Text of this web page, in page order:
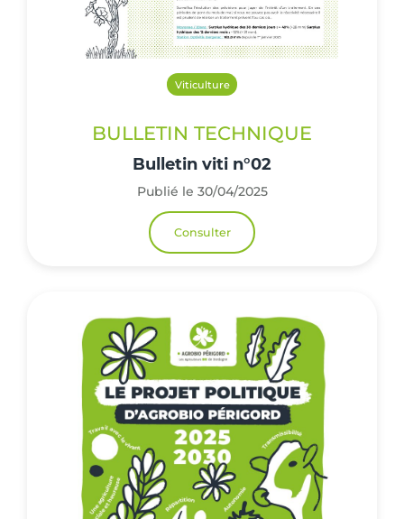
Viticulture
BULLETIN TECHNIQUE
Bulletin viti n°02
Publié le 30/04/2025
Consulter